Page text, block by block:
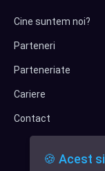
Cine suntem noi?
Parteneri
Parteneriate
Cariere
Contact
🍪 Acest